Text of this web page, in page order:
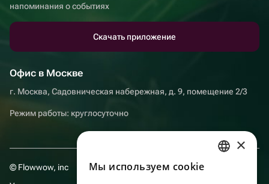
напоминания о событиях
Скачать приложение
Офис в Москве
г. Москва, Садовническая набережная, д. 9, помещение 2/3
Режим работы: круглосуточно
© Flowwow, inc
×
Мы используем сookie